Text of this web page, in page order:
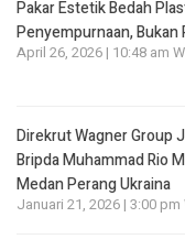
Pakar Estetik Bedah
Penyempurnaan, Bukan
April 26, 2026 | 10:48 am
Direkrut Wagner Group
Bripda Muhammad Rio
Medan Perang Ukraina
Januari 21, 2026 | 3:00 pm